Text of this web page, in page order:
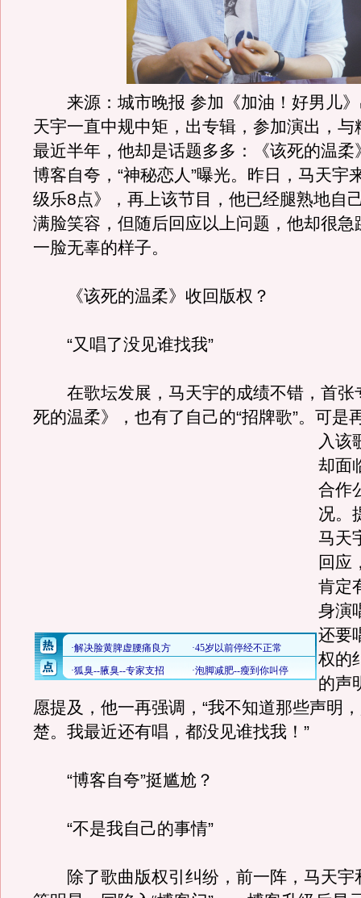
来源：城市晚报 参加《加油！好男儿》
天宇一直中规中矩，出专辑，参加演出，与
最近半年，他却是话题多多：《该死的温柔
博客自夸，“神秘恋人”曝光。昨日，马天宇
级乐8点》，再上该节目，他已经腿熟地自
满脸笑容，但随后回应以上问题，他却很急
一脸无辜的样子。
《该死的温柔》收回版权？
“又唱了没见谁找我”
在歌坛发展，马天宇的成绩不错，首张
死的温柔》，也有了自己的“招牌歌”。 可是
入该
却面
合作
况。
马天
回应
肯定
身演
还要
权的
的声
愿提及，他一再强调，“我不知道那些声明
楚。我最近还有唱，都没见谁找我！”
“博客自夸”挺尴尬？
“不是我自己的事情”
除了歌曲版权引纠纷，前一阵，马天宇